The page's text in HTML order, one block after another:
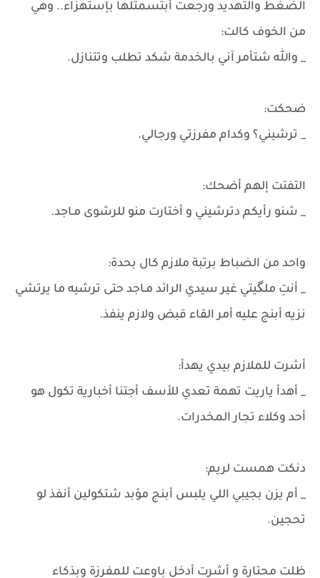
الضغط والتهديد ورجعت أبتسمتلها بإستهزاء.. وهي
من الخوف كالت:
_ والله شتأمر آني بالخدمة شكد تطلب وتتنازل.
ضحكت:
_ ترشيني؟ وكدام مفرزتي ورجالي.
التفتت إلهم أضحك:
_ شنو رأيكم دترشيني و أختارت منو للرشوى مـاجد.
واحد من الضباط برتبة ملازم كال بحدة:
_ أنتِ ملگيتي غير سيدي الرائد مـاجد حتى ترشيه ما يرتشي
نزيه أبنج عليه أمر القاء قبض ولازم ينفذ.
أشرت للملازم بيدي يهدأ:
_ أهدأ ياريت تهمة تعدي للأسف أجتنا أخبارية تكول هو
أحد وكلاء تجار المخدرات.
دنكت همست لريم:
_ أم يزن بجيبي اللي يلبس أبنج مؤبد شتكولين أنفذ لو
تحجين.
ظلت محتارة و أشرت أدخل باوعت للمفرزة وبذكاء